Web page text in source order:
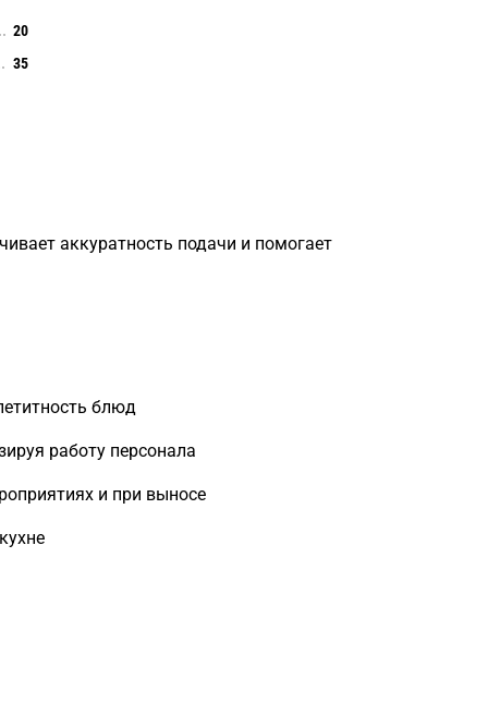
20
35
аккуратность подачи и помогает
блюд
работу персонала
и при выносе